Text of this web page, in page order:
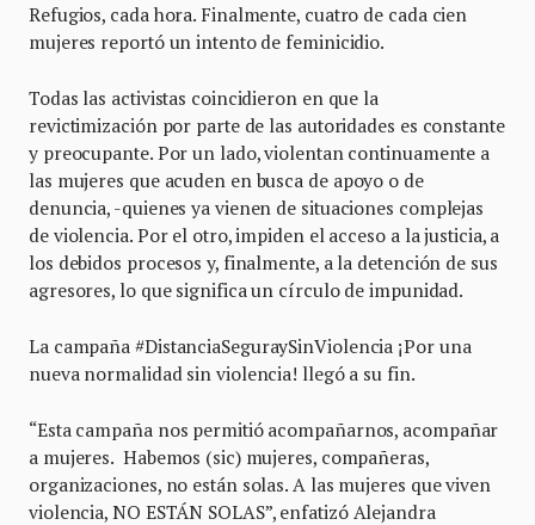
Refugios, cada hora. Finalmente, cuatro de cada cien
mujeres reportó un intento de feminicidio.
Todas las activistas coincidieron en que la
revictimización por parte de las autoridades es constante
y preocupante. Por un lado, violentan continuamente a
las mujeres que acuden en busca de apoyo o de
denuncia, -quienes ya vienen de situaciones complejas
de violencia. Por el otro, impiden el acceso a la justicia, a
los debidos procesos y, finalmente, a la detención de sus
agresores, lo que significa un círculo de impunidad.
La campaña #DistanciaSeguraySinViolencia ¡Por una
nueva normalidad sin violencia! llegó a su fin.
“Esta campaña nos permitió acompañarnos, acompañar
a mujeres. Habemos (sic) mujeres, compañeras,
organizaciones, no están solas. A las mujeres que viven
violencia, NO ESTÁN SOLAS”, enfatizó Alejandra